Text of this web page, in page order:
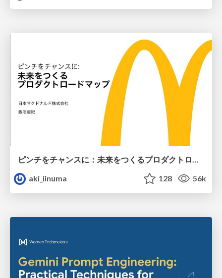
ピンチをチャンスに：未来をつくるプロダクトロードマップ #pmconf2020
aki_iinuma
128 56k